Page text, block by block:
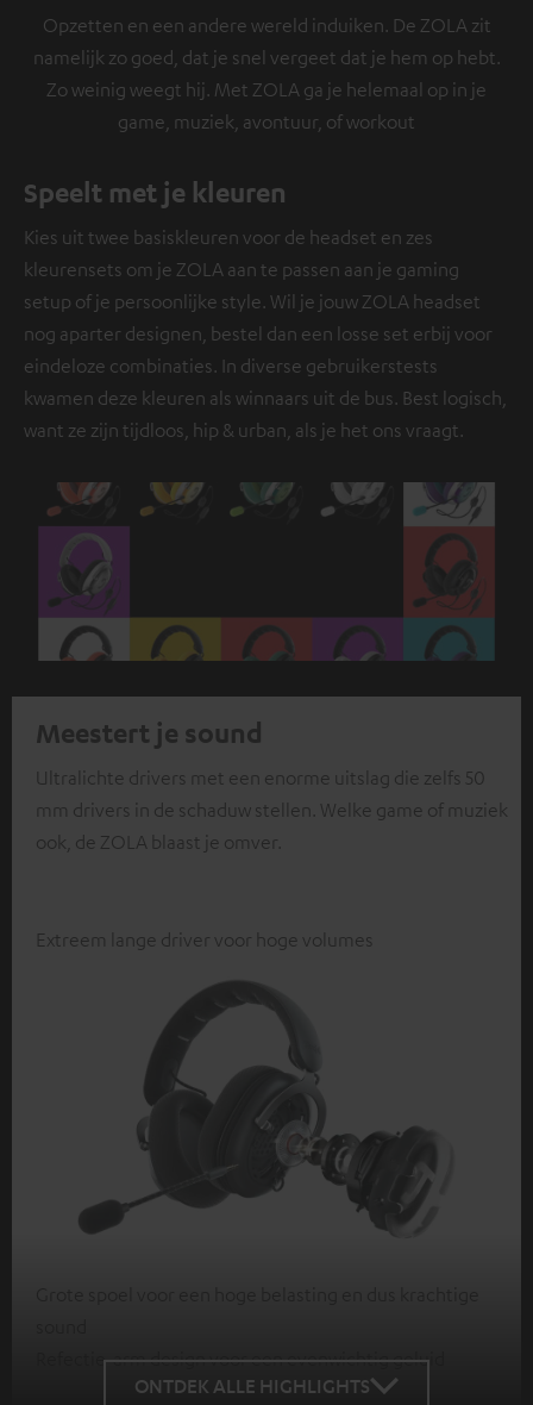
Opzetten en een andere wereld induiken. De ZOLA zit
namelijk zo goed, dat je snel vergeet dat je hem op hebt.
Zo weinig weegt hij. Met ZOLA ga je helemaal op in je
game, muziek, avontuur, of workout
Speelt met je kleuren
Kies uit twee basiskleuren voor de headset en zes
kleurensets om je ZOLA aan te passen aan je gaming
setup of je persoonlijke style. Wil je jouw ZOLA headset
nog aparter designen, bestel dan een losse set erbij voor
eindeloze combinaties. In diverse gebruikerstests
kwamen deze kleuren als winnaars uit de bus. Best logisch,
want ze zijn tijdloos, hip & urban, als je het ons vraagt.
Meestert je sound
Ultralichte drivers met een enorme uitslag die zelfs 50
mm drivers in de schaduw stellen. Welke game of muziek
ook, de ZOLA blaast je omver.
Extreem lange driver voor hoge volumes
Refectie-arm design voor een evenwichtig geluid
ONTDEK ALLE HIGHLIGHTS